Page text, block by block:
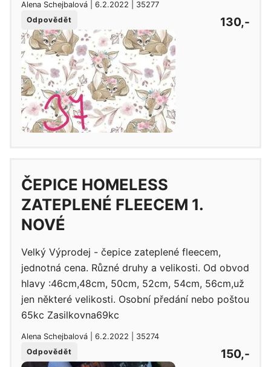
Alena Schejbalová | 6.2.2022 | 35277
Odpovědět
130,-
ČEPICE HOMELESS
ZATEPLENÉ FLEECEM 1.
NOVÉ
Velký Výprodej - čepice zateplené fleecem,
jednotná cena. Různé druhy a velikosti. Od obvod
hlavy :46cm,48cm, 50cm, 52cm, 54cm, 56cm,už
jen některé velikosti. Osobní předání nebo poštou
65kc Zasilkovna69kc
Alena Schejbalová | 6.2.2022 | 35274
Odpovědět
150,-